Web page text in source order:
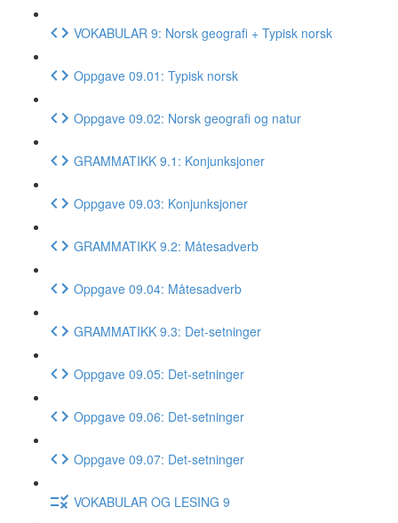
VOKABULAR 9: Norsk geografi + Typisk norsk
Oppgave 09.01: Typisk norsk
Oppgave 09.02: Norsk geografi og natur
GRAMMATIKK 9.1: Konjunksjoner
Oppgave 09.03: Konjunksjoner
GRAMMATIKK 9.2: Måtesadverb
Oppgave 09.04: Måtesadverb
GRAMMATIKK 9.3: Det-setninger
Oppgave 09.05: Det-setninger
Oppgave 09.06: Det-setninger
Oppgave 09.07: Det-setninger
VOKABULAR OG LESING 9